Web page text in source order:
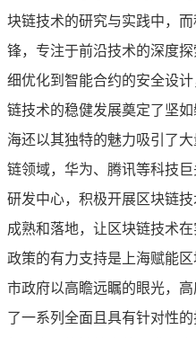
块链技术的研究与实践中，
锋，专注于前沿技术的深度
细优化到智能合约的安全设
链技术的稳健发展奠定了坚
海还以其独特的魅力吸引了
链领域，华为、腾讯等科技
研发中心，积极开展区块链
成熟和落地，让区块链技术
政策的有力支持是上海赋能
市政府以高瞻远瞩的眼光，
了一系列全面且具有针对性